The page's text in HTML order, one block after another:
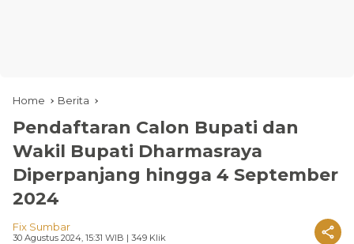
Home Berita
Pendaftaran Calon Bupati dan
Wakil Bupati Dharmasraya
Diperpanjang hingga 4 September
2024
Fix Sumbar
30 Agustus 2024, 15:31 WIB | 349 Klik